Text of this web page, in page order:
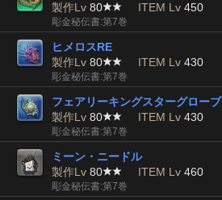
製作Lv 80 ITEM Lv 450
彫金秘伝書:第7巻
ヒメロスRE
製作Lv 80 ITEM Lv 430
彫金秘伝書:第7巻
フェアリーキングスターグローブ
製作Lv 80 ITEM Lv 430
彫金秘伝書:第7巻
ミーン・ニードル
製作Lv 80 ITEM Lv 460
彫金秘伝書:第7巻